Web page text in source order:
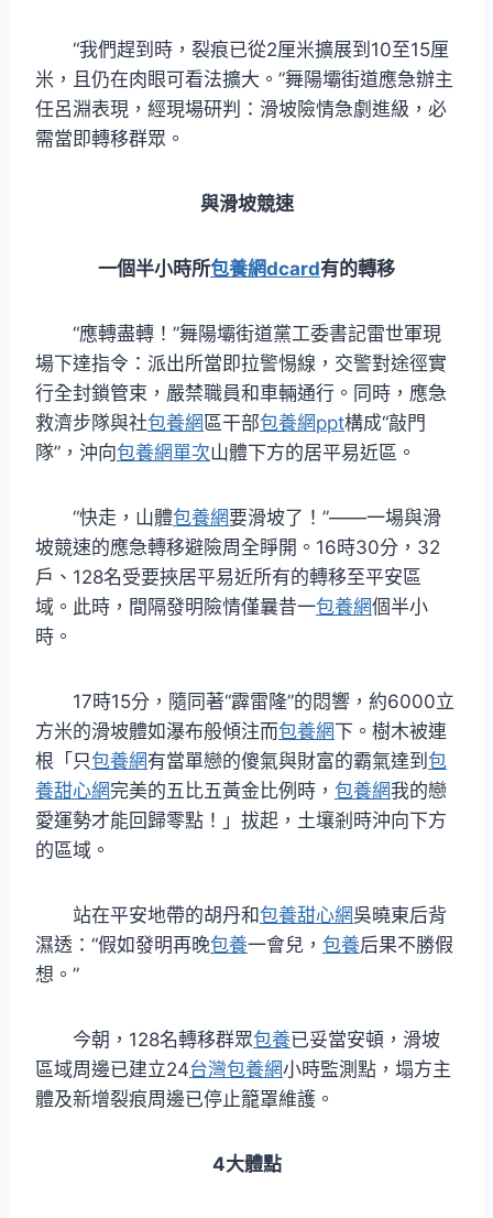
“我們趕到時，裂痕已從2厘米擴展到10至15厘
米，且仍在肉眼可看法擴大。”舞陽壩街道應急辦主
任呂淵表現，經現場研判：滑坡險情急劇進級，必
需當即轉移群眾。
與滑坡競速
一個半小時所包養網dcard有的轉移
“應轉盡轉！”舞陽壩街道黨工委書記雷世軍現
場下達指令：派出所當即拉警惕線，交警對途徑實
行全封鎖管束，嚴禁職員和車輛通行。同時，應急
救濟步隊與社包養網區干部包養網ppt構成“敲門
隊”，沖向包養網單次山體下方的居平易近區。
“快走，山體包養網要滑坡了！”——一場與滑
坡競速的應急轉移避險周全睜開。16時30分，32
戶、128名受要挾居平易近所有的轉移至平安區
域。此時，間隔發明險情僅曩昔一包養網個半小
時。
17時15分，隨同著“霹雷隆”的悶響，約6000立
方米的滑坡體如瀑布般傾注而包養網下。樹木被連
根「只包養網有當單戀的傻氣與財富的霸氣達到 包
養甜心網完美的五比五黃金比例時， 包養網我的戀
愛運勢才能回歸零點！」拔起，土壤剎時沖向下方
的區域。
站在平安地帶的胡丹和包養甜心網吳曉東后背
濕透：“假如發明再晚包養一會兒， 包養后果不勝假
想。”
今朝，128名轉移群眾包養已妥當安頓，滑坡
區域周邊已建立24台灣包養網小時監測點，塌方主
體及新增裂痕周邊已停止籠罩維護。
4大體點